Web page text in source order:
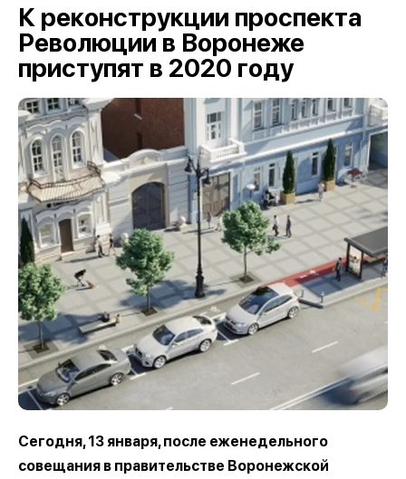
К реконструкции проспекта
Революции в Воронеже
приступят в 2020 году
Сегодня, 13 января, после еженедельного
совещания в правительстве Воронежской